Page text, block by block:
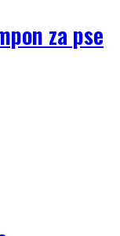
za pse